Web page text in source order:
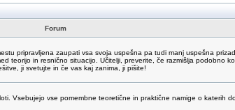
Forum
pripravljena zaupati vsa svoja uspešna pa tudi manj uspešna
teorijo in resnično situacijo. Učitelji, preverite, če razmišlja podobno
ji svetujte in če vas kaj zanima, ji pišite!
Vsebujejo vse pomembne teoretične in praktične namige o katerih